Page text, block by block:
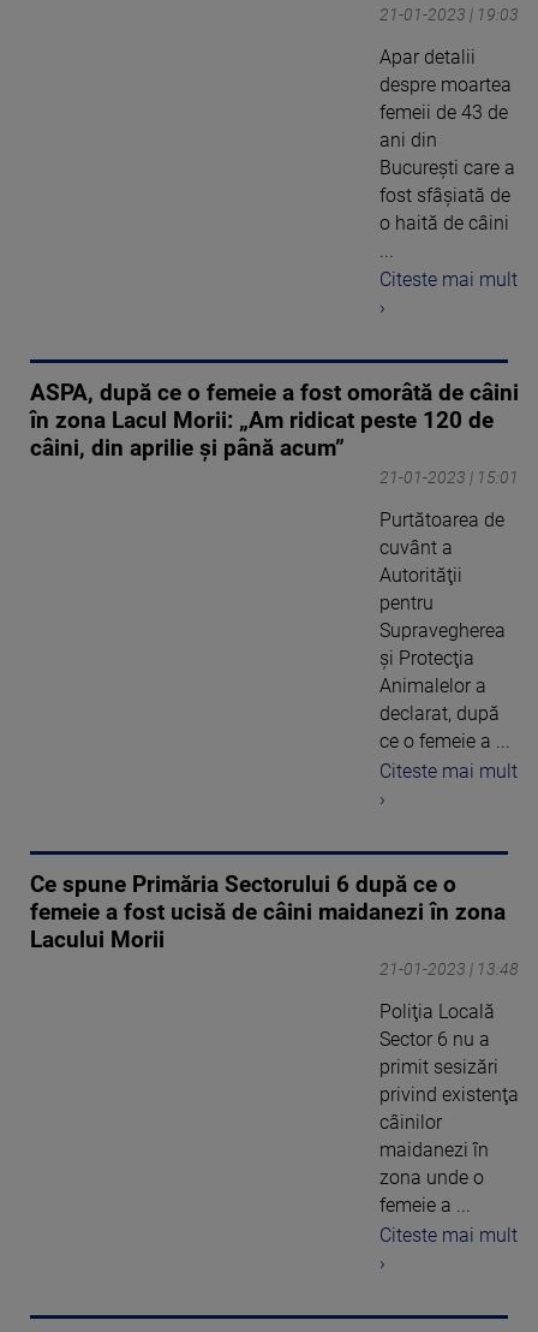
21-01-2023 | 19:03
Apar detalii
despre moartea
femeii de 43 de
ani din
Bucureşti care a
fost sfâşiată de
o haită de câini
...
Citeste mai mult
›
ASPA, după ce o femeie a fost omorâtă de câini
în zona Lacul Morii: „Am ridicat peste 120 de
câini, din aprilie şi până acum”
21-01-2023 | 15:01
Purtătoarea de
cuvânt a
Autorităţii
pentru
Supravegherea
şi Protecţia
Animalelor a
declarat, după
ce o femeie a ...
Citeste mai mult
›
Ce spune Primăria Sectorului 6 după ce o
femeie a fost ucisă de câini maidanezi în zona
Lacului Morii
21-01-2023 | 13:48
Poliţia Locală
Sector 6 nu a
primit sesizări
privind existenţa
câinilor
maidanezi în
zona unde o
femeie a ...
Citeste mai mult
›